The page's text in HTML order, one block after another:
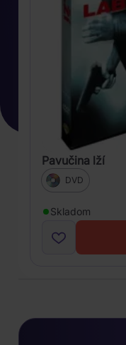
Pavučina lží
DVD
Skladom